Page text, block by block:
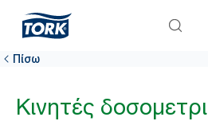
Πίσω
Κινητές